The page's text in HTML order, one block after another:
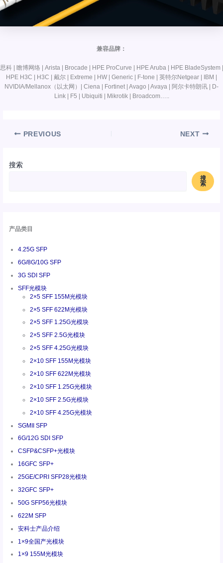
搜索
搜
索
产品类目
4.25G SFP
6G/8G/10G SFP
3G SDI SFP
SFF光模块
2×5 SFF 155M光模块
2×5 SFF 622M光模块
2×5 SFF 1.25G光模块
2×5 SFF 2.5G光模块
2×5 SFF 4.25G光模块
2×10 SFF 155M光模块
2×10 SFF 622M光模块
2×10 SFF 1.25G光模块
2×10 SFF 2.5G光模块
2×10 SFF 4.25G光模块
SGMII SFP
6G/12G SDI SFP
CSFP&CSFP+光模块
16GFC SFP+
25GE/CPRI SFP28光模块
32GFC SFP+
50G SFP56光模块
622M SFP
安科士产品介绍
1×9全国产光模块
1×9 155M光模块
兼容品牌：
思科 | 瞻博网络 | Arista | Brocade | HPE ProCurve | HPE Aruba | HPE BladeSystem |
HPE H3C | H3C | 戴尔 | Extreme | HW | Generic | F-tone | 英特尔Netgear | IBM |
NVIDIA/Mellanox（以太网）| Ciena | Fortinet | Avago | Avaya | 阿尔卡特朗讯 | D-
Link | F5 | Ubiquiti | Mikrotik | Broadcom…..
PREVIOUS NEXT